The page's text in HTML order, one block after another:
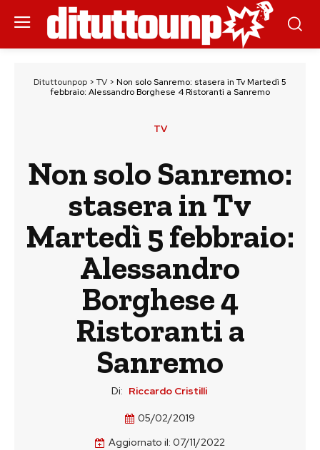
Dituttounpop > TV > Non solo Sanremo: stasera in Tv Martedì 5
febbraio: Alessandro Borghese 4 Ristoranti a Sanremo
TV
Non solo Sanremo:
stasera in Tv
Martedì 5 febbraio:
Alessandro
Borghese 4
Ristoranti a
Sanremo
Di: Riccardo Cristilli
05/02/2019
Aggiornato il: 07/11/2022